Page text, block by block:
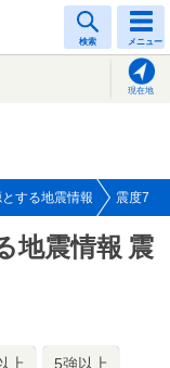
検索 メニュー
現在地
する地震情報 震度7
地震情報 震
上 5強以上